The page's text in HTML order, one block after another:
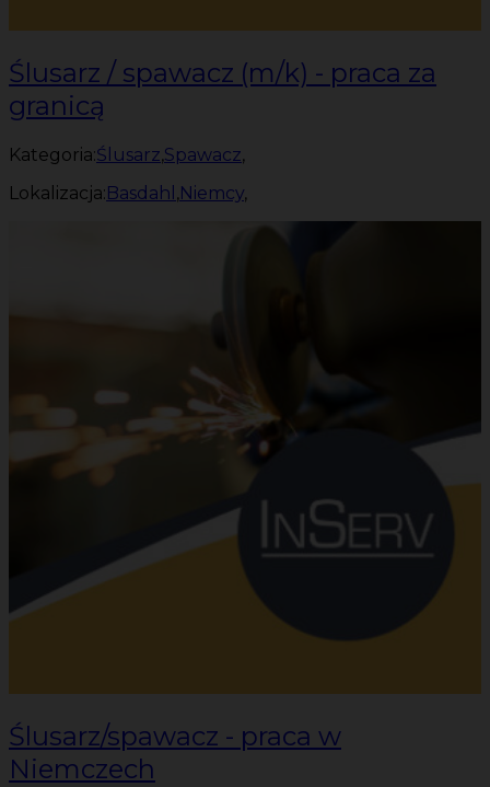
Ślusarz / spawacz (m/k) - praca za
granicą
Kategoria:Ślusarz,Spawacz,
Lokalizacja: Basdahl ,Niemcy,
Ślusarz/spawacz - praca w
Niemczech